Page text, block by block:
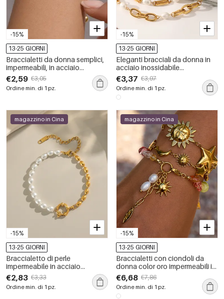
-15%
13-25 GIORNI
Braccialetti da donna semplici,
impermeabili, in acciaio
inossidabile color oro con
ciondoli e zirconi.
€2,59 €3,05
Ordine min. di 1 pz.
-15%
13-25 GIORNI
Eleganti bracciali da donna in
acciaio inossidabile
impermeabile color oro con
perle
€3,37 €3,97
Ordine min. di 1 pz.
-15%
magazzino in Cina
13-25 GIORNI
Braccialetto di perle
impermeabile in acciaio
inossidabile elegante da 1
pezzo
€2,83 €3,33
Ordine min. di 1 pz.
-15%
magazzino in Cina
13-25 GIORNI
Braccialetti con ciondoli da
donna color oro impermeabili in
acciaio inossidabile con perline
policrome da 1 pezzo
€6,68 €7,86
Ordine min. di 1 pz.